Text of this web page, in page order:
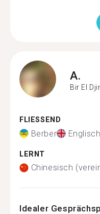
A.
Bir El Djir
FLIESSEND
Berber Englisch
LERNT
Chinesisch
Idealer